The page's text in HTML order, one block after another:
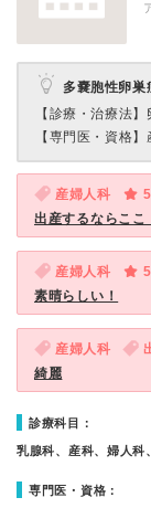
多嚢胞性卵巣
【診療・治療法】
【専門医・資格】
産婦人科
出産するならここ
産婦人科
素晴らしい！
産婦人科
綺麗
診療科目：
乳腺科、産科、婦人科
専門医・資格：